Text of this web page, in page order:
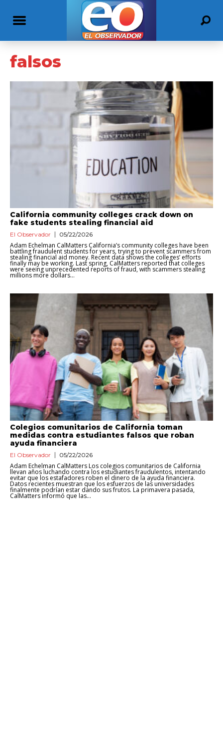
falsos
California community colleges crack down on
fake students stealing financial aid
El Observador 05/22/2026
Adam Echelman CalMatters California’s community colleges have been
battling fraudulent students for years, trying to prevent scammers from
stealing financial aid money. Recent data shows the colleges’ efforts
finally may be working. Last spring, CalMatters reported that colleges
were seeing unprecedented reports of fraud, with scammers stealing
millions more dollars...
Colegios comunitarios de California toman
medidas contra estudiantes falsos que roban
ayuda financiera
El Observador 05/22/2026
Adam Echelman CalMatters Los colegios comunitarios de California
llevan años luchando contra los estudiantes fraudulentos, intentando
evitar que los estafadores roben el dinero de la ayuda financiera.
Datos recientes muestran que los esfuerzos de las universidades
finalmente podrían estar dando sus frutos. La primavera pasada,
CalMatters informó que las...